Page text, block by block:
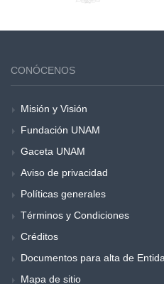
CONÓCENOS
Misión y Visión
Fundación UNAM
Gaceta UNAM
Aviso de privacidad
Políticas generales
Términos y Condiciones
Créditos
Documentos para alta de
Mapa de sitio